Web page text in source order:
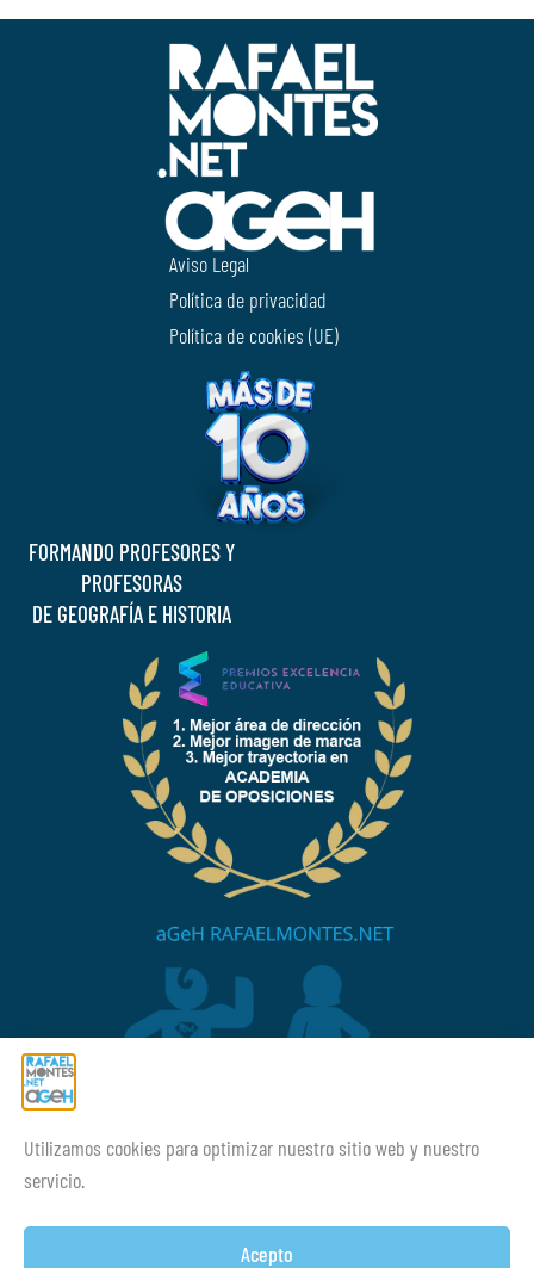
Utilizamos cookies para optimizar nuestro sitio web y nuestro
servicio.
Acepto
Aviso Legal
Política de privacidad
Política de cookies (UE)
FORMANDO PROFESORES Y
PROFESORAS
DE GEOGRAFÍA E HISTORIA
¡¡Mucho ánimo siempre!